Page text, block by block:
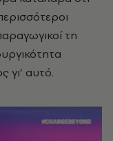
τη
γι’ αυτό.